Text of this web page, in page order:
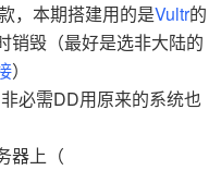
，本期搭建用的是Vultr的
销毁（最好是选非大陆的
）
非必需DD用原来的系统也
器上（